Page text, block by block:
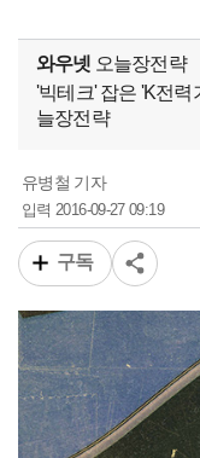
와우넷 오늘장전략
'빅테크' 잡은 'K전력
늘장전략
유병철 기자
입력 2016-09-27 09:19
구독